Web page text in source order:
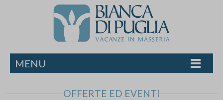
MENU
OFFERTE ED EVENTI